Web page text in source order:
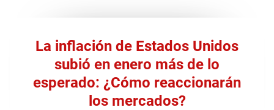
La inflación de Estados Unidos
subió en enero más de lo
esperado: ¿Cómo reaccionarán
los mercados?